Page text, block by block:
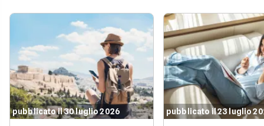
pubblicato il 30 luglio 2026 pubblicato il 23 luglio